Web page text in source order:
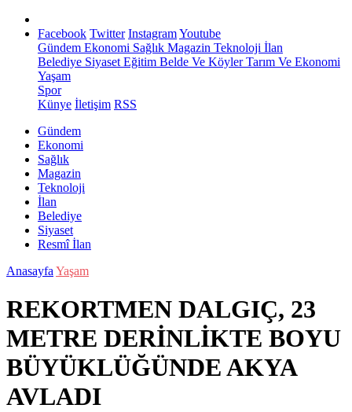
Facebook Twitter InstagramYoutube
Gündem Ekonomi Sağlık Magazin Teknoloji İlan
Belediye Siyaset Eğitim Belde Ve KöylerTarım Ve Ekonomi
Yaşam
Spor
Künye İletişim RSS
Gündem
Ekonomi
Sağlık
Magazin
Teknoloji
İlan
Belediye
Siyaset
Resmî İlan
Anasayfa Yaşam
REKORTMEN DALGIÇ, 23
METRE DERİNLİKTE BOYU
BÜYÜKLÜĞÜNDE AKYA
AVLADI